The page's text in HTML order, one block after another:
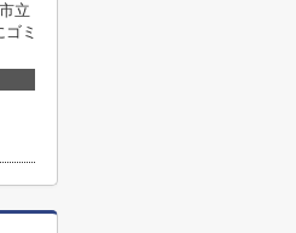
立
ミ